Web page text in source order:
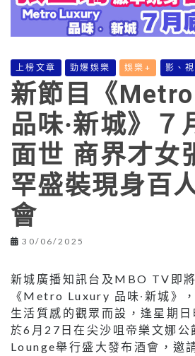
上榜文章 勁爆娛樂 娛樂+ 影、
新節目《
品味∙新城》７
面世 商界才女
罕盛裝現身百
會
30/06/2025
新城廣播知訊台及MBO TV即
《Metro Luxury 品味∙新城》
生活質感的觀眾而設，逢星期日
於6月27日在尖沙咀帝樂文娜
Lounge舉行盛大發布酒會，邀